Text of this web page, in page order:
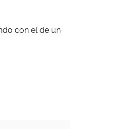
con el de un